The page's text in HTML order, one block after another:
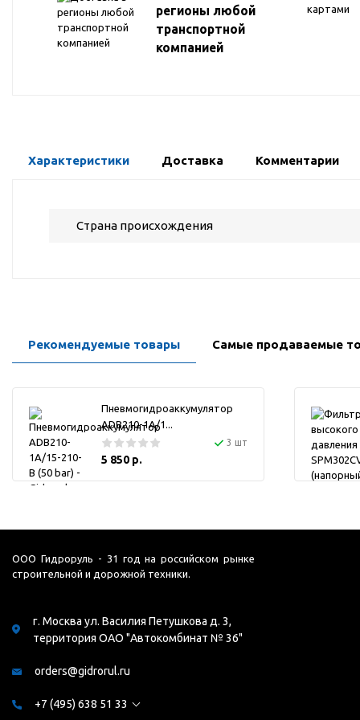
регионы любой
транспортной
компанией
Характеристики Доставка Комментарии
Страна происхождения
Рекомендуемые товары Самые продаваемые
Пневмогидроаккумулятор
ADB210-1A/1...
3 шт
5 850 р.
ООО Гидроруль - 31 год на российском рынке
строительной и дорожной техники.
г. Москва ул. Василия Петушкова д. 3,
территория ОАО "Автокомбинат № 36"
orders@gidrorul.ru
+7 (495) 638 51 33